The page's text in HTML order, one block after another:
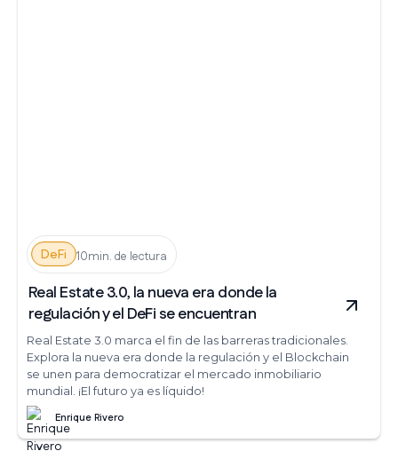
DeFi 10min. de lectura
Real Estate 3.0, la nueva era donde la
regulación y el DeFi se encuentran
Real Estate 3.0 marca el fin de las barreras tradicionales.
Explora la nueva era donde la regulación y el Blockchain
se unen para democratizar el mercado inmobiliario
mundial. ¡El futuro ya es líquido!
Enrique Rivero